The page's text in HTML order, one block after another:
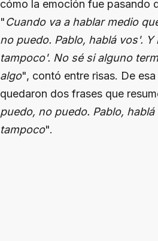
cómo la emoción fue pasando
"Cuando va a hablar medio
no puedo. Pablo, hablá vos'. Y
tampoco'. No sé si alguno
algo", contó entre risas. De esa
quedaron dos frases que
puedo, no puedo. Pablo,
tampoco".